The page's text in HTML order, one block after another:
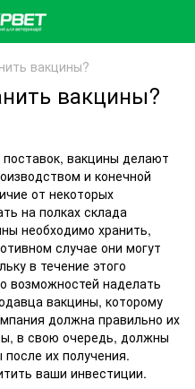
вакцины?
вакцины?
вакцины делают
и конечной
от некоторых
на полках склада
необходимо хранить,
случае они могут
в течение этого
возможностей наделать
вакцины, которому
должна правильно их
в свою очередь, должны
их получения.
ваши инвестиции.